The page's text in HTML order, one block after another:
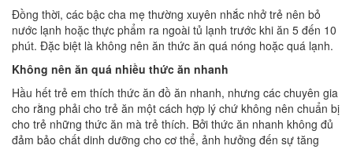
Đồng thời, các bậc cha mẹ thường xuyên nhắc nhở trẻ nên bỏ
nước lạnh hoặc thực phẩm ra ngoài tủ lạnh trước khi ăn 5 đến 10
phút. Đặc biệt là không nên ăn thức ăn quá nóng hoặc quá lạnh.
Không nên ăn quá nhiều thức ăn nhanh
Hầu hết trẻ em thích thức ăn đồ ăn nhanh, nhưng các chuyên gia
cho rằng phải cho trẻ ăn một cách hợp lý chứ không nên chuẩn bị
cho trẻ những thức ăn mà trẻ thích. Bởi thức ăn nhanh không đủ
đảm bảo chất dinh dưỡng cho cơ thể, ảnh hưởng đến sự tăng